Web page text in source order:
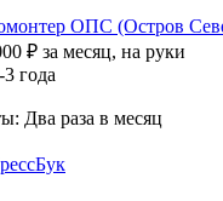
ОПС (Остров
₽ за месяц, на руки
года
Два раза в месяц